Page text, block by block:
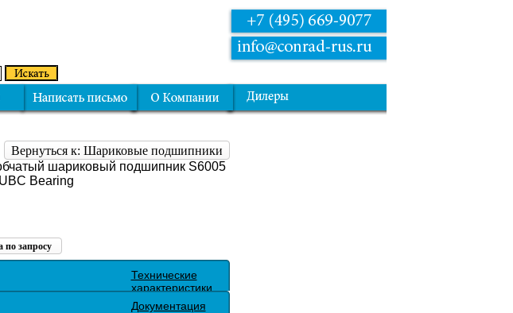
Вернуться к: Шариковые подшипники
шариковый подшипник S6005
Bearing
по запросу
Технические
характеристики
Документация